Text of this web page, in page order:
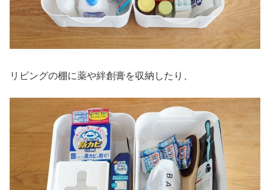
リビングの棚に薬や絆創膏を収納したり、